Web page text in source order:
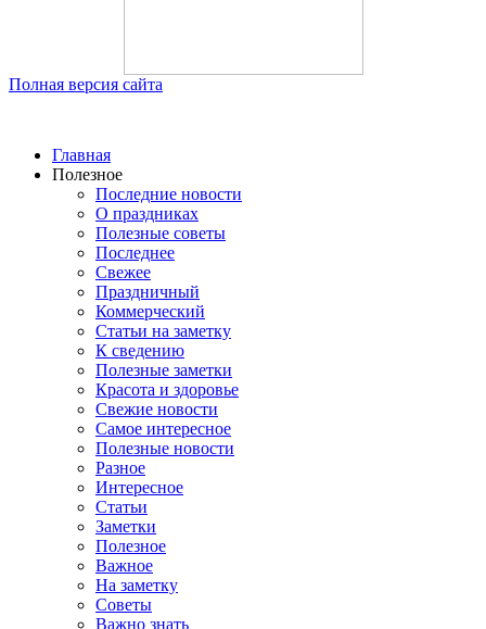
Полная версия сайта
Главная
Полезное
Последние новости
О праздниках
Полезные советы
Последнее
Свежее
Праздничный
Коммерческий
Статьи на заметку
К сведению
Полезные заметки
Красота и здоровье
Свежие новости
Самое интересное
Полезные новости
Разное
Интересное
Статьи
Заметки
Полезное
Важное
На заметку
Советы
Важно знать